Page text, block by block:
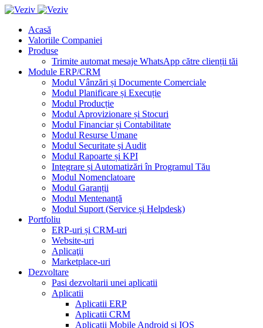
Acasă
Valoriile Companiei
Produse
Trimite automat mesaje WhatsApp către clienții tăi
Module ERP/CRM
Modul Vânzări și Documente Comerciale
Modul Planificare și Execuție
Modul Producție
Modul Aprovizionare și Stocuri
Modul Financiar și Contabilitate
Modul Resurse Umane
Modul Securitate și Audit
Modul Rapoarte și KPI
Integrare și Automatizări în Programul Tău
Modul Nomenclatoare
Modul Garanții
Modul Mentenanță
Modul Suport (Service și Helpdesk)
Portfoliu
ERP-uri și CRM-uri
Website-uri
Aplicaţii
Marketplace-uri
Dezvoltare
Pasi dezvoltarii unei aplicatii
Aplicatii
Aplicatii ERP
Aplicatii CRM
Aplicatii Mobile Android si IOS